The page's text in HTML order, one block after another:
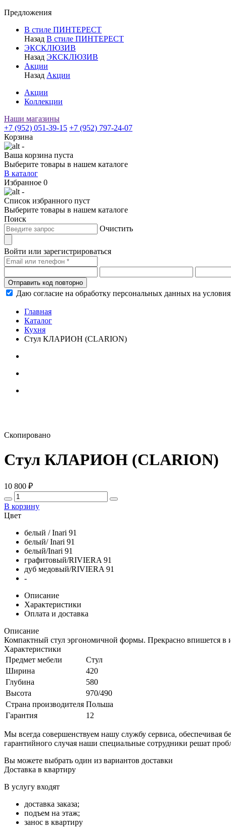
Предложения
В стиле ПИНТЕРЕСТ
Назад В стиле ПИНТЕРЕСТ
ЭКСКЛЮЗИВ
Назад ЭКСКЛЮЗИВ
Акции
Назад Акции
Акции
Коллекции
Наши магазины
+7 (952) 051-39-15 +7 (952) 797-24-07
Корзина
-
Ваша корзина пуста
Выберите товары в нашем каталоге
В каталог
Избранное 0
-
Список избранного пуст
Выберите товары в нашем каталоге
Поиск
Очистить
Войти или зарегистрироваться
Отправить код повторно
Даю согласие на обработку персональных данных на
Главная
Каталог
Кухня
Стул КЛАРИОН (CLARION)
Скопировано
Стул КЛАРИОН (CLARION)
10 800 ₽
В корзину
Цвет
белый / Inari 91
белый/ Inari 91
белый/Inari 91
графитовый/RIVIERA 91
дуб медовый/RIVIERA 91
-
Описание
Характеристики
Оплата и доставка
Описание
Компактный стул эргономичной формы. Прекрасно впишется в
Характеристики
Предмет мебели
Стул
Ширина
420
Глубина
580
Высота
970/490
Страна производителя Польша
Гарантия
12
Мы всегда совершенствуем нашу службу сервиса,
гарантийного случая наши специальные сотрудники решат
Вы можете выбрать один из вариантов доставки
Доставка в квартиру
В услугу входят
доставка заказа;
подъем на этаж;
занос в квартиру